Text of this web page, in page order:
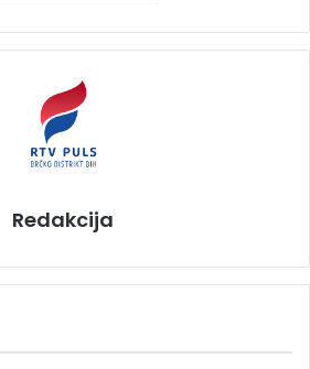
Redakcija